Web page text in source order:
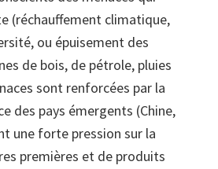
(réchauffement climatique,
ou épuisement des
de bois, de pétrole, pluies
sont renforcées par la
des pays émergents (Chine,
une forte pression sur la
premières et de produits